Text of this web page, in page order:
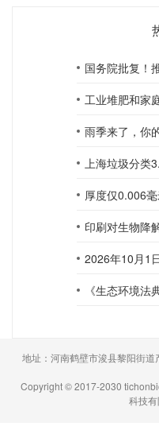
地址：河南鹤壁市浚县黎阳街
Copyright © 2017-2030
科技